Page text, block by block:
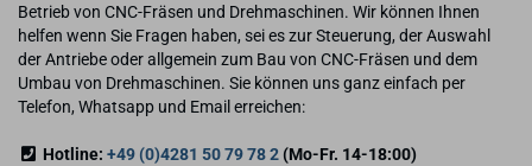
Betrieb von CNC-Fräsen und Drehmaschinen. Wir können Ihnen
helfen wenn Sie Fragen haben, sei es zur Steuerung, der Auswahl
der Antriebe oder allgemein zum Bau von CNC-Fräsen und dem
Umbau von Drehmaschinen. Sie können uns ganz einfach per
Telefon, Whatsapp und Email erreichen:
Hotline: +49 (0)4281 50 79 78 2(Mo-Fr. 14-18:00)